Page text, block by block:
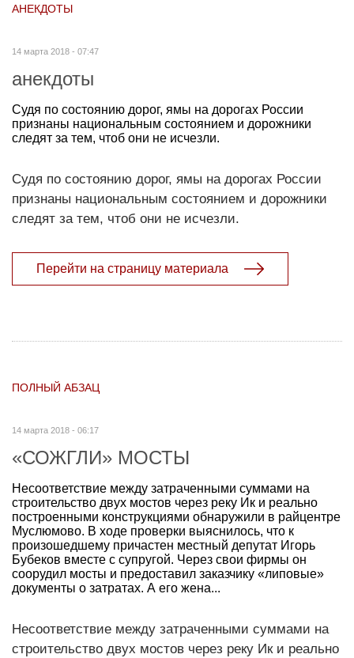
АНЕКДОТЫ
14 марта 2018 - 07:47
анекдоты
Судя по состоянию дорог, ямы на дорогах России
признаны национальным состоянием и дорожники
следят за тем, чтоб они не исчезли.
Судя по состоянию дорог, ямы на дорогах России
признаны национальным состоянием и дорожники
следят за тем, чтоб они не исчезли.
Перейти на страницу материала
ПОЛНЫЙ АБЗАЦ
14 марта 2018 - 06:17
«СОЖГЛИ» МОСТЫ
Несоответствие между затраченными суммами на
строительство двух мостов через реку Ик и реально
построенными конструкциями обнаружили в райцентре
Муслюмово. В ходе проверки выяснилось, что к
произошедшему причастен местный депутат Игорь
Бубеков вместе с супругой. Через свои фирмы он
соорудил мосты и предоставил заказчику «липовые»
документы о затратах. А его жена...
Несоответствие между затраченными суммами на
строительство двух мостов через реку Ик и реально